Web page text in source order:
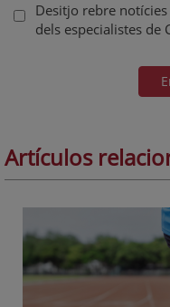
Desitjo rebre
dels especialistes de
Artículos